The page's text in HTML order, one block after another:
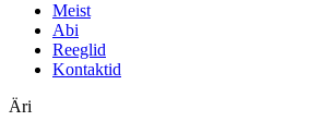
Meist
Abi
Reeglid
Kontaktid
Äri